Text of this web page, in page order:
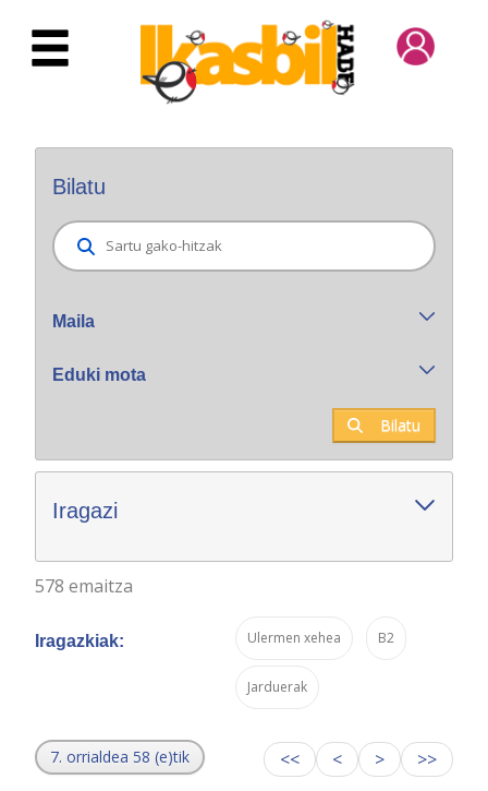
Eduki nagusira joan
Bilatu
Maila
Eduki mota
Bilatu
Iragazi
578 emaitza
Iragazkiak: Ulermen xehea B2
Jarduerak
7. orrialdea 58 (e)tik << < > >>